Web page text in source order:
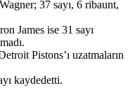
37 sayı, 6 ribaunt,
James ise 31 sayı
Pistons’ı uzatmaların
kaydedetti.